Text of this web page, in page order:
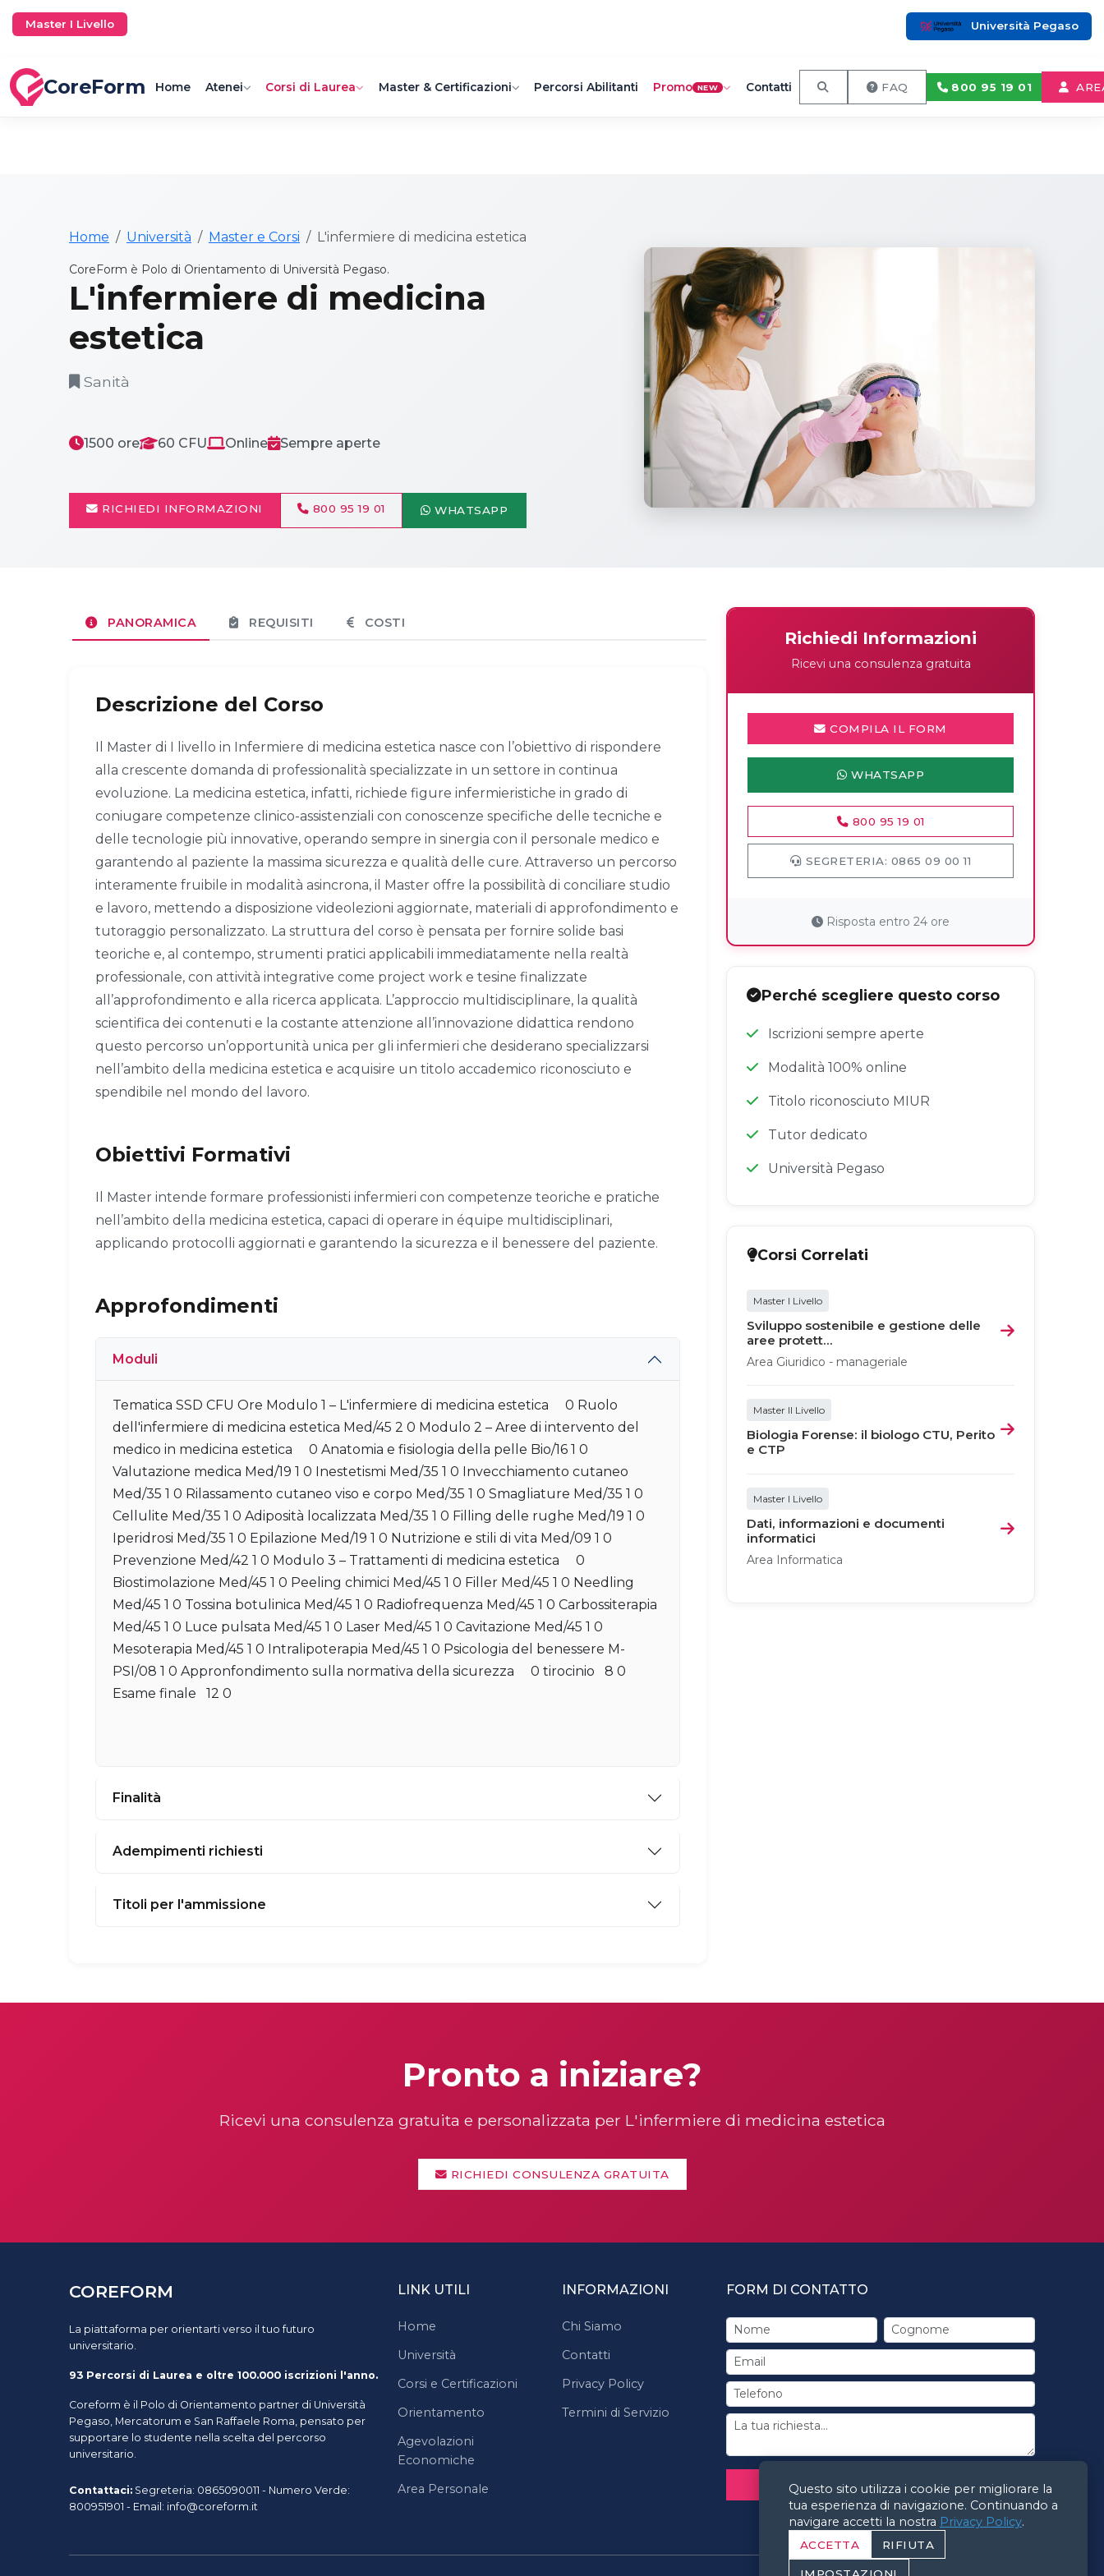
CoreForm Home Atenei Corsi di Laurea Master & Certificazioni Percorsi Abilitanti Promo NEW Contatti FAQ 800 95 19 01
Home Università Master e Corsi L'infermiere di medicina estetica
Master I Livello Università Pegaso
CoreForm è Polo di Orientamento di Università Pegaso.
L'infermiere di medicina
estetica
Sanità
1500 ore 60 CFU Online Sempre aperte
RICHIEDI INFORMAZIONI 800 95 19 01 WHATSAPP
PANORAMICA REQUISITI COSTI
Descrizione del Corso
Il Master di I livello in Infermiere di medicina estetica nasce con l’obiettivo di rispondere
alla crescente domanda di professionalità specializzate in un settore in continua
evoluzione. La medicina estetica, infatti, richiede figure infermieristiche in grado di
coniugare competenze clinico-assistenziali con conoscenze specifiche delle tecniche e
delle tecnologie più innovative, operando sempre in sinergia con il personale medico e
garantendo al paziente la massima sicurezza e qualità delle cure. Attraverso un percorso
interamente fruibile in modalità asincrona, il Master offre la possibilità di conciliare studio
e lavoro, mettendo a disposizione videolezioni aggiornate, materiali di approfondimento e
tutoraggio personalizzato. La struttura del corso è pensata per fornire solide basi
teoriche e, al contempo, strumenti pratici applicabili immediatamente nella realtà
professionale, con attività integrative come project work e tesine finalizzate
all’approfondimento e alla ricerca applicata. L’approccio multidisciplinare, la qualità
scientifica dei contenuti e la costante attenzione all’innovazione didattica rendono
questo percorso un’opportunità unica per gli infermieri che desiderano specializzarsi
nell’ambito della medicina estetica e acquisire un titolo accademico riconosciuto e
spendibile nel mondo del lavoro.
Obiettivi Formativi
Il Master intende formare professionisti infermieri con competenze teoriche e pratiche
nell’ambito della medicina estetica, capaci di operare in équipe multidisciplinari,
applicando protocolli aggiornati e garantendo la sicurezza e il benessere del paziente.
Approfondimenti
Moduli
Tematica SSD CFU Ore Modulo 1 – L'infermiere di medicina estetica 0 Ruolo
dell'infermiere di medicina estetica Med/45 2 0 Modulo 2 – Aree di intervento del
medico in medicina estetica 0 Anatomia e fisiologia della pelle Bio/16 1 0
Valutazione medica Med/19 1 0 Inestetismi Med/35 1 0 Invecchiamento cutaneo
Med/35 1 0 Rilassamento cutaneo viso e corpo Med/35 1 0 Smagliature Med/35 1 0
Cellulite Med/35 1 0 Adiposità localizzata Med/35 1 0 Filling delle rughe Med/19 1 0
Iperidrosi Med/35 1 0 Epilazione Med/19 1 0 Nutrizione e stili di vita Med/09 1 0
Prevenzione Med/42 1 0 Modulo 3 – Trattamenti di medicina estetica 0
Biostimolazione Med/45 1 0 Peeling chimici Med/45 1 0 Filler Med/45 1 0 Needling
Med/45 1 0 Tossina botulinica Med/45 1 0 Radiofrequenza Med/45 1 0 Carbossiterapia
Med/45 1 0 Luce pulsata Med/45 1 0 Laser Med/45 1 0 Cavitazione Med/45 1 0
Mesoterapia Med/45 1 0 Intralipoterapia Med/45 1 0 Psicologia del benessere M-
PSI/08 1 0 Appronfondimento sulla normativa della sicurezza 0 tirocinio 8 0
Esame finale 12 0
Finalità
Adempimenti richiesti
Titoli per l'ammissione
Richiedi Informazioni
Ricevi una consulenza gratuita
COMPILA IL FORM
WHATSAPP
800 95 19 01
SEGRETERIA: 0865 09 00 11
Risposta entro 24 ore
Perché scegliere questo corso
Iscrizioni sempre aperte
Modalità 100% online
Titolo riconosciuto MIUR
Tutor dedicato
Università Pegaso
Corsi Correlati
Master I Livello
Sviluppo sostenibile e gestione delle
aree protett...
Area Giuridico - manageriale
Master II Livello
Biologia Forense: il biologo CTU, Perito
e CTP
Master I Livello
Dati, informazioni e documenti
informatici
Area Informatica
Pronto a iniziare?
Ricevi una consulenza gratuita e personalizzata per L'infermiere di medicina estetica
RICHIEDI CONSULENZA GRATUITA
COREFORM
La piattaforma per orientarti verso il tuo futuro
universitario.
93 Percorsi di Laurea e oltre 100.000 iscrizioni l'anno.
Coreform è il Polo di Orientamento partner di Università
Pegaso, Mercatorum e San Raffaele Roma, pensato per
supportare lo studente nella scelta del percorso
universitario.
Contattaci: Segreteria: 0865090011 - Numero Verde:
800951901 - Email: info@coreform.it
LINK UTILI
Home
Università
Corsi e Certificazioni
Orientamento
Agevolazioni
Economiche
Area Personale
INFORMAZIONI
Chi Siamo
Contatti
Privacy Policy
Termini di Servizio
FORM DI CONTATTO
INVIA RICHIESTA
Questo sito utilizza i cookie per migliorare la
tua esperienza di navigazione. Continuando a
navigare accetti la nostra Privacy Policy.
ACCETTA RIFIUTA
IMPOSTAZIONI